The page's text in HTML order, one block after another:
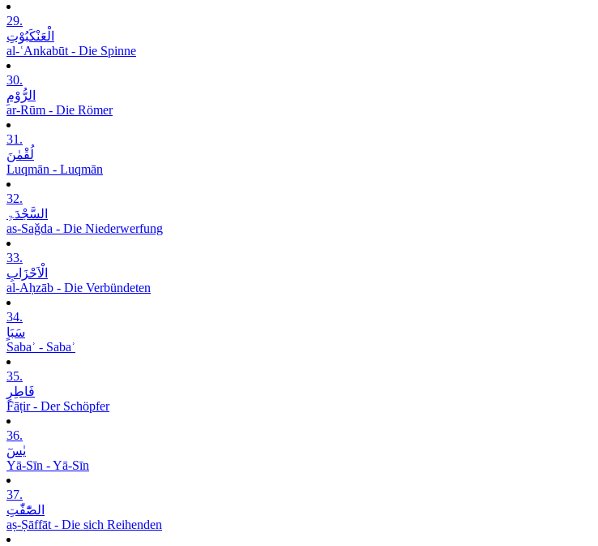
29.
الْعَنْکَبُوْتِ
al-ʿAnkabūt - Die Spinne
30.
الرُّوْمِ
ar-Rūm - Die Römer
31.
لُقْمٰنَ
Luqmān - Luqmān
32.
السَّجْدَۃِ
as-Saǧda - Die Niederwerfung
33.
الْاَحْزَابِ
al-Aḥzāb - Die Verbündeten
34.
سَبَاٍ
Sabaʾ - Sabaʾ
35.
فَاطِرٍ
Fāṭir - Der Schöpfer
36.
یٰسٓ
Yā-Sīn - Yā-Sīn
37.
الصّٰٓفّٰتِ
aṣ-Ṣāffāt - Die sich Reihenden